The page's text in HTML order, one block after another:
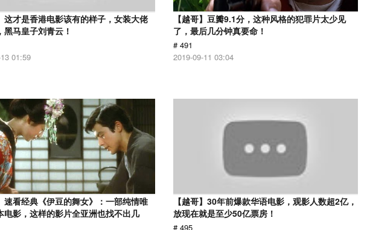
这才是香港电影该有的样子，女装大佬
黑马皇子刘青云！
01:59
【越哥】豆瓣9.1分，这种风格的犯罪片太少见
了，最后几分钟真要命！
# 491
2019-09-11 03:04
速看经典《伊豆的舞女》：一部纯情唯
电影，这样的影片全亚洲也找不出几
【越哥】30年前爆款华语电影，观影人数超2亿，
放现在就是至少50亿票房！
# 495